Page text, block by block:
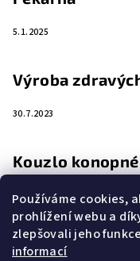
Používáme cookies,
prohlížení webu a
zlepšovali jeho
informací
5.1.2025
Výroba
30.7.2023
Kouzlo
4.4.2023
Zemědělství a